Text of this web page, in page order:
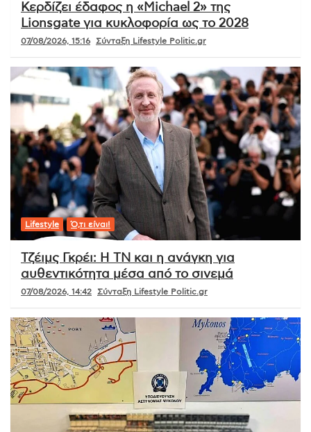
Κερδίζει έδαφος η «Michael 2» της
Lionsgate για κυκλοφορία ως το 2028
07/08/2026, 15:16 Σύνταξη Lifestyle Politic.gr
Lifestyle Ό,τι είναι!
Τζέιμς Γκρέι: Η ΤΝ και η ανάγκη για
αυθεντικότητα μέσα από το σινεμά
07/08/2026, 14:42 Σύνταξη Lifestyle Politic.gr